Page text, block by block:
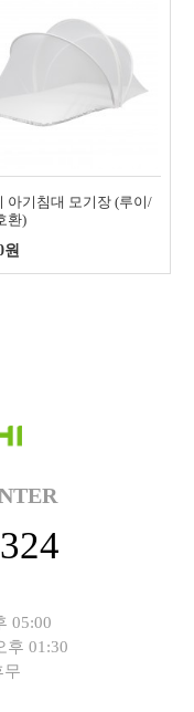
아기침대 모기장 (루이/
환)
원
05:00
후 01:30
무